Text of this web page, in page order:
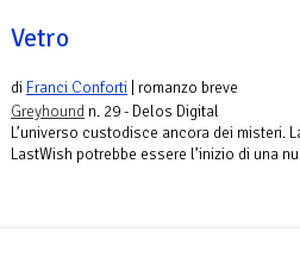
Vetro
di Franci Conforti | romanzo breve
Greyhound n. 29 - Delos Digital
L’universo custodisce ancora dei misteri.
LastWish potrebbe essere l’inizio di una